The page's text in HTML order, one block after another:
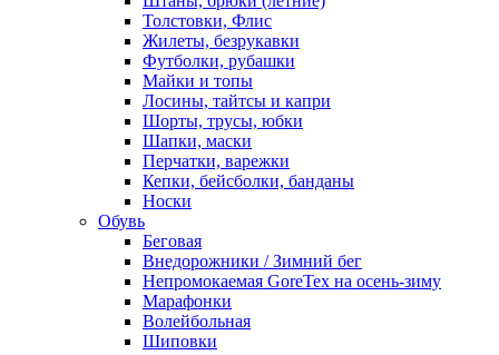
Толстовки, Флис
Жилеты, безрукавки
Футболки, рубашки
Майки и топы
Лосины, тайтсы и капри
Шорты, трусы, юбки
Шапки, маски
Перчатки, варежки
Кепки, бейсболки, банданы
Носки
Обувь
Беговая
Внедорожники / Зимний бег
Непромокаемая GoreTex на осень-зиму
Марафонки
Волейбольная
Шиповки